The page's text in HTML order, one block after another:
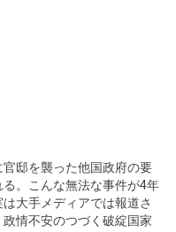
邸を襲った他国政府の要
。こんな無法な事件が4年
大手メディアでは報道さ
情不安のつづく破綻国家